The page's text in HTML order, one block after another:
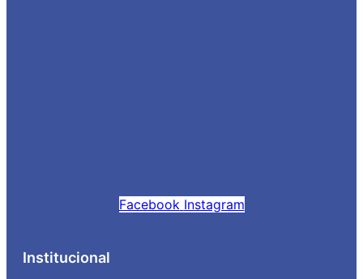
Facebook Instagram
Institucional